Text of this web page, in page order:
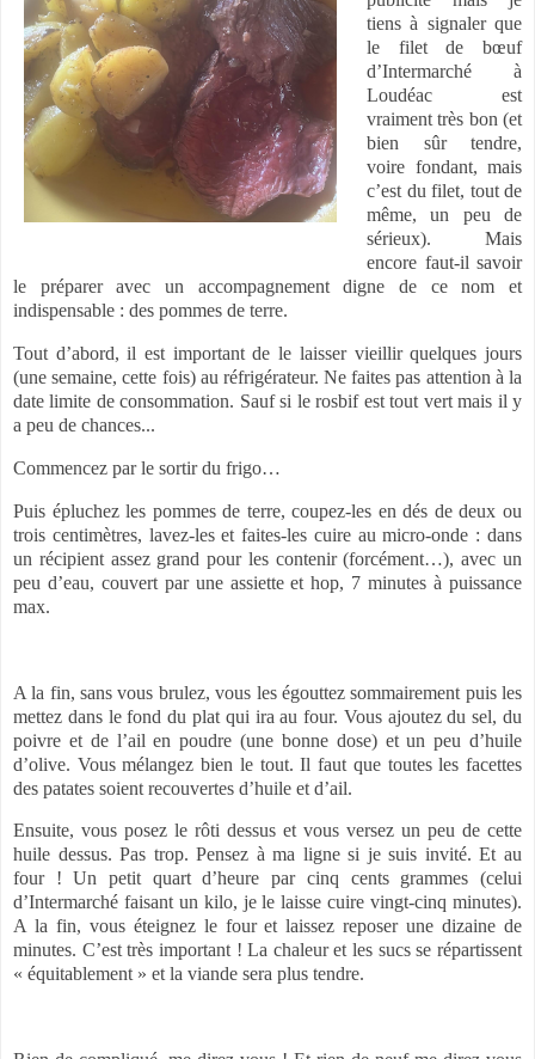
tiens à signaler que
le filet de bœuf
d’Intermarché à
Loudéac est
vraiment très bon (et
bien sûr tendre,
voire fondant, mais
c’est du filet, tout de
même, un peu de
sérieux). Mais
encore faut-il savoir
le préparer avec un accompagnement digne de ce nom et
indispensable : des pommes de terre.
Tout d’abord, il est important de le laisser vieillir quelques jours
(une semaine, cette fois) au réfrigérateur. Ne faites pas attention à la
date limite de consommation. Sauf si le rosbif est tout vert mais il y
a peu de chances...
Commencez par le sortir du frigo…
Puis épluchez les pommes de terre, coupez-les en dés de deux ou
trois centimètres, lavez-les et faites-les cuire au micro-onde : dans
un récipient assez grand pour les contenir (forcément…), avec un
peu d’eau, couvert par une assiette et hop, 7 minutes à puissance
max.
A la fin, sans vous brulez, vous les égouttez sommairement puis les
mettez dans le fond du plat qui ira au four. Vous ajoutez du sel, du
poivre et de l’ail en poudre (une bonne dose) et un peu d’huile
d’olive. Vous mélangez bien le tout. Il faut que toutes les facettes
des patates soient recouvertes d’huile et d’ail.
Ensuite, vous posez le rôti dessus et vous versez un peu de cette
huile dessus. Pas trop. Pensez à ma ligne si je suis invité. Et au
four ! Un petit quart d’heure par cinq cents grammes (celui
d’Intermarché faisant un kilo, je le laisse cuire vingt-cinq minutes).
A la fin, vous éteignez le four et laissez reposer une dizaine de
minutes. C’est très important ! La chaleur et les sucs se répartissent
« équitablement » et la viande sera plus tendre.